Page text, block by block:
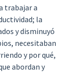
trabajar a
la
y disminuyó
necesitaban
y por qué,
abordan y